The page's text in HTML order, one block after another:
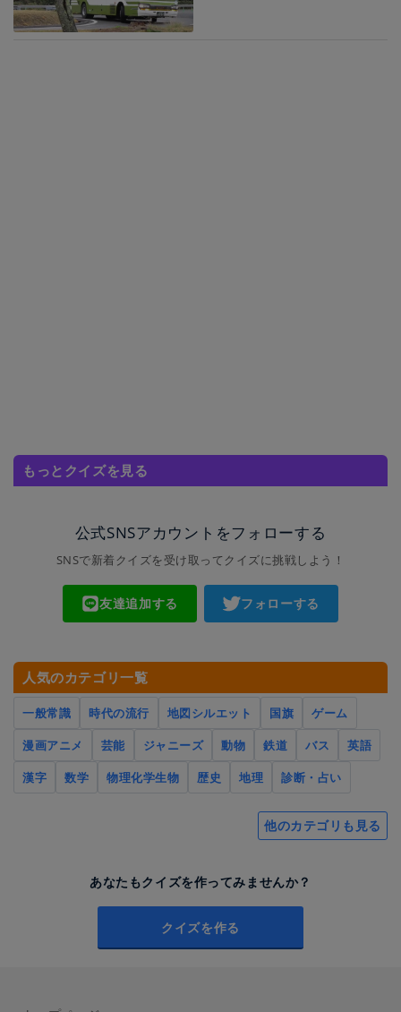
もっとクイズを見る
公式SNSアカウントをフォローする
SNSで新着クイズを受け取ってクイズに挑戦しよう！
友達追加する フォローする
人気のカテゴリ一覧
一般常識 時代の流行 地図シルエット 国旗
ゲーム
漫画アニメ
芸能 ジャニーズ 動物 鉄道 バス
英語
漢字
数学 物理化学生物 歴史 地理 診断・占い
他のカテゴリも見る
あなたもクイズを作ってみませんか？
クイズを作る